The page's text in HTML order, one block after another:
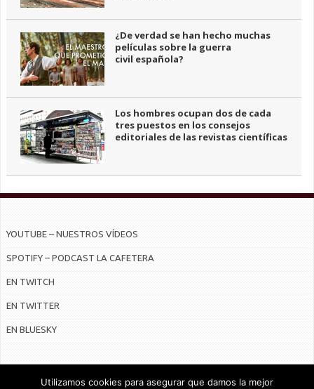
¿De verdad se han hecho muchas
películas sobre la guerra
civil española?
Los hombres ocupan dos de cada
tres puestos en los consejos
editoriales de las revistas científicas
YOUTUBE – NUESTROS VÍDEOS
SPOTIFY – PODCAST LA CAFETERA
EN TWITCH
EN TWITTER
EN BLUESKY
Utilizamos cookies para asegurar que damos la mejor